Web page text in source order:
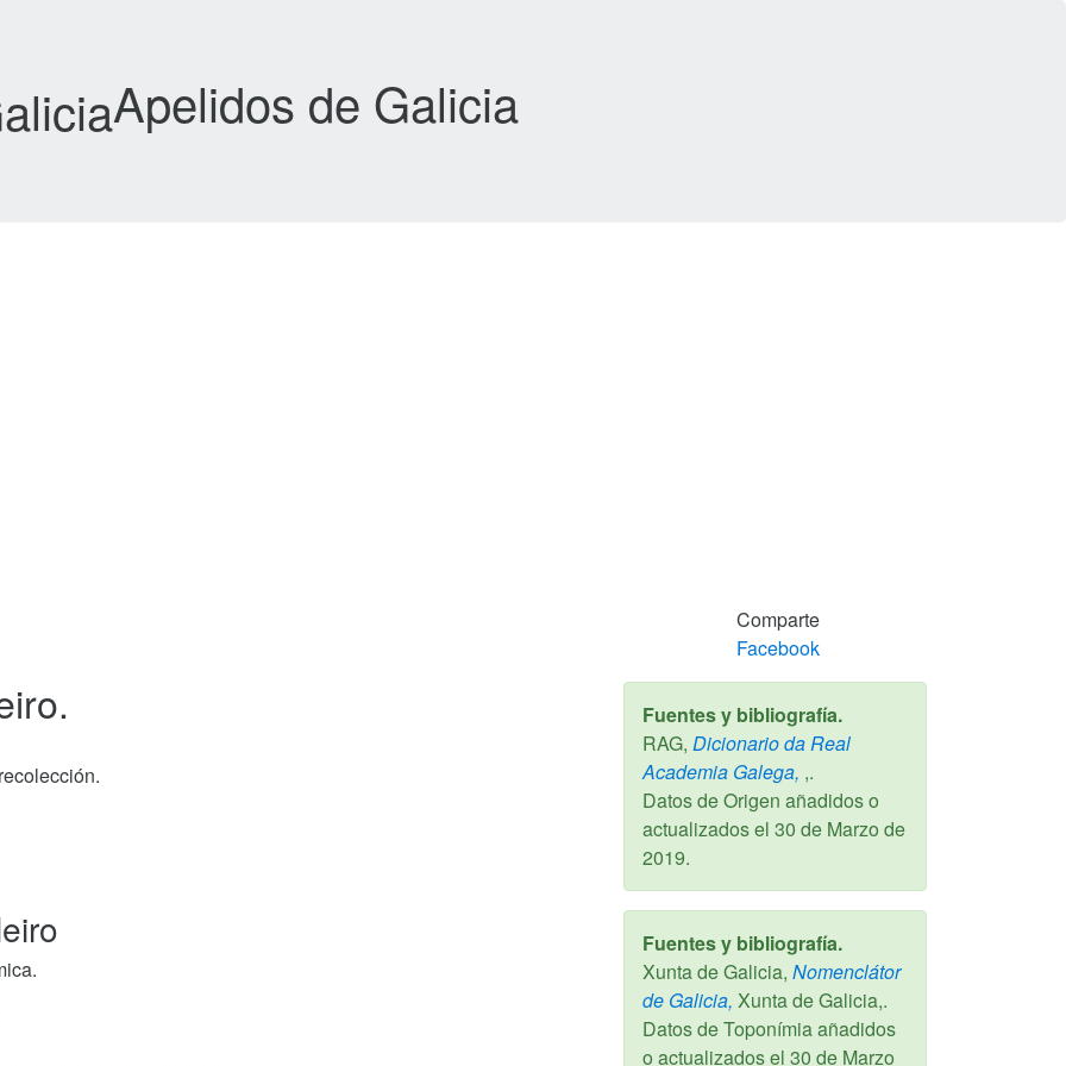
Apelidos de Galicia
Comparte
Facebook
Fuentes y bibliografía.
RAG, Dicionario da Real
Academia Galega, ,.
Datos de Origen añadidos o
actualizados el 30 de Marzo de
2019.
Fuentes y bibliografía.
Xunta de Galicia, Nomenclátor
de Galicia, Xunta de Galicia,.
Datos de Toponímia añadidos
o actualizados el 30 de Marzo